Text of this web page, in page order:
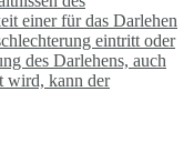
einer für das Darlehen
eintritt oder
des Darlehens, auch
wird, kann der